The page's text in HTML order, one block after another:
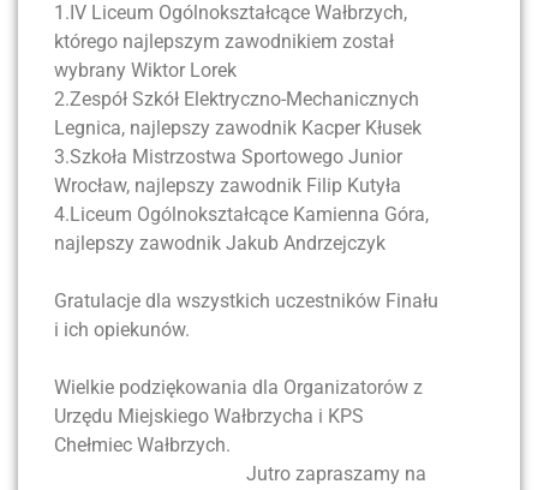
1.IV Liceum Ogólnokształcące Wałbrzych,
którego najlepszym zawodnikiem został
wybrany Wiktor Lorek
2.Zespół Szkół Elektryczno-Mechanicznych
Legnica, najlepszy zawodnik Kacper Kłusek
3.Szkoła Mistrzostwa Sportowego Junior
Wrocław, najlepszy zawodnik Filip Kutyła
4.Liceum Ogólnokształcące Kamienna Góra,
najlepszy zawodnik Jakub Andrzejczyk
Gratulacje dla wszystkich uczestników Finału
i ich opiekunów.
Wielkie podziękowania dla Organizatorów z
Urzędu Miejskiego Wałbrzycha i KPS
Chełmiec Wałbrzych.
Jutro zapraszamy na